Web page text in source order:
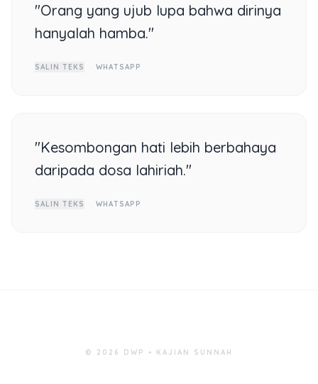
"Orang yang ujub lupa bahwa dirinya
hanyalah hamba."
SALIN TEKS WHATSAPP
"Kesombongan hati lebih berbahaya
daripada dosa lahiriah."
SALIN TEKS WHATSAPP
© 2026 DWP • KAJIAN SUNNAH